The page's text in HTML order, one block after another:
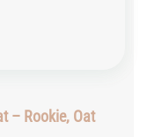
– Rookie, Oat